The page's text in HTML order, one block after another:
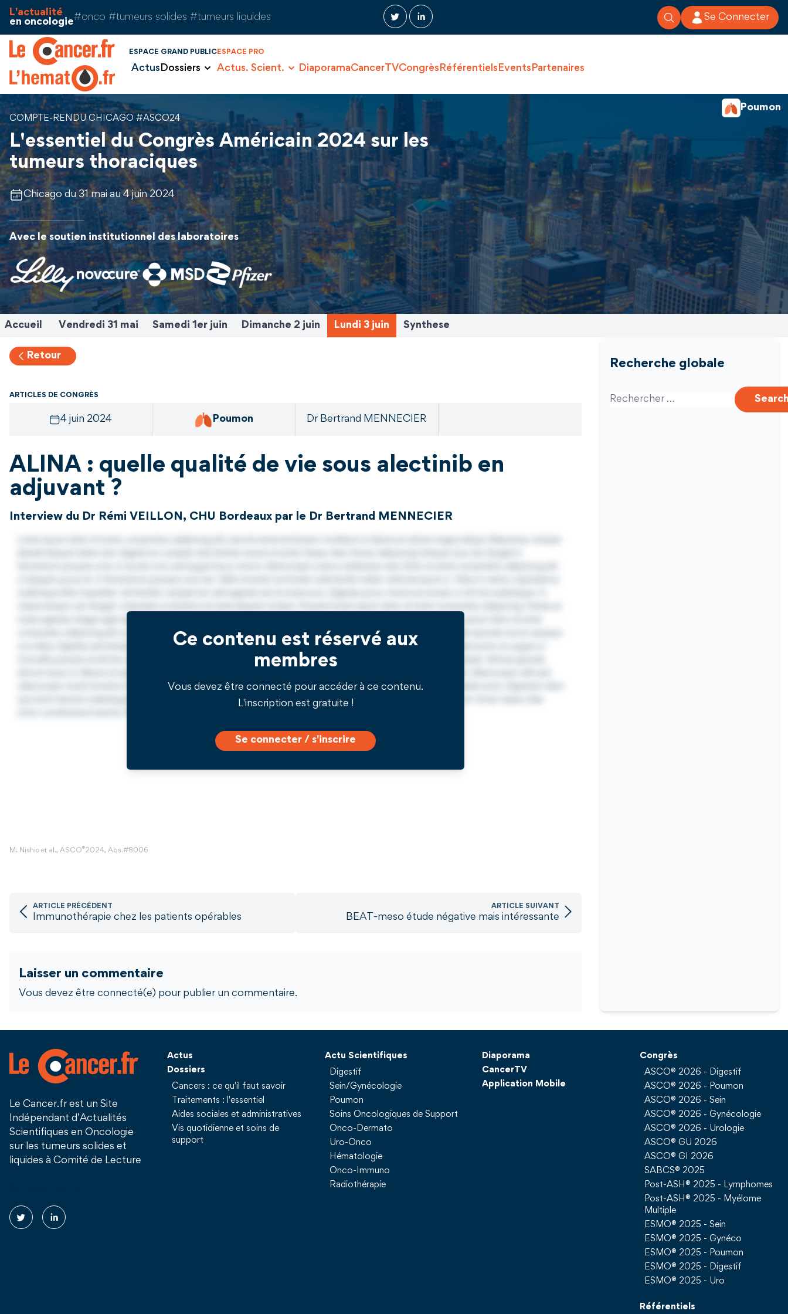
Aller au contenu
L'actualité
en oncologie#onco #tumeurs solides #tumeurs liquides Se Connecter
ESPACE GRAND PUBLIC
ActusDossiers
ESPACE PRO
Actus. Scient. DiaporamaCancerTVCongrèsRéférentielsEventsPartenaires
Poumon
COMPTE-RENDU CHICAGO #ASCO24
L'essentiel du Congrès Américain 2024 sur les
tumeurs thoraciques
Chicago du 31 mai au 4 juin 2024
Avec le soutien institutionnel des laboratoires
Accueil Vendredi 31 mai Samedi 1er juin Dimanche 2 juin Lundi 3 juin Synthese
Retour
ARTICLES DE CONGRÈS
4 juin 2024 Poumon Dr Bertrand MENNECIER
ALINA : quelle qualité de vie sous alectinib en
adjuvant ?
Interview du Dr Rémi VEILLON, CHU Bordeaux par le Dr Bertrand MENNECIER
Ce contenu est réservé aux
membres
Vous devez être connecté pour accéder à ce contenu.
L'inscription est gratuite !
Se connecter / s'inscrire
M. Nishio et al., ASCO®2024, Abs.#8006
ARTICLE PRÉCÉDENT
Immunothérapie chez les patients opérables
ARTICLE SUIVANT
BEAT-meso étude négative mais intéressante
Laisser un commentaire
Vous devez être connecté(e) pour publier un commentaire.
Recherche globale
Search for:
Le Cancer.fr est un Site
Indépendant d’Actualités
Scientifiques en Oncologie
sur les tumeurs solides et
liquides à Comité de Lecture
Actus
Dossiers
Cancers : ce qu'il faut savoir
Traitements : l'essentiel
Aides sociales et administratives
Vis quotidienne et soins de
support
Actu Scientifiques
Digestif
Sein/Gynécologie
Poumon
Soins Oncologiques de Support
Onco-Dermato
Uro-Onco
Hématologie
Onco-Immuno
Radiothérapie
Diaporama
CancerTV
Application Mobile
Congrès
ASCO® 2026 - Digestif
ASCO® 2026 - Poumon
ASCO® 2026 - Sein
ASCO® 2026 - Gynécologie
ASCO® 2026 - Urologie
ASCO® GU 2026
ASCO® GI 2026
SABCS® 2025
Post-ASH® 2025 - Lymphomes
Post-ASH® 2025 - Myélome
Multiple
ESMO® 2025 - Sein
ESMO® 2025 - Gynéco
ESMO® 2025 - Poumon
ESMO® 2025 - Digestif
ESMO® 2025 - Uro
Référentiels
Panneau de gestion des cookies